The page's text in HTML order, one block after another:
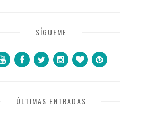
SÍGUEME
ÚLTIMAS ENTRADAS